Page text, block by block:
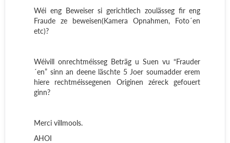
Wéi eng Beweiser si gerichtlech zoulässeg fir eng
Fraude ze beweisen(Kamera Opnahmen, Foto´en
etc)?
Wéivill onrechtméisseg Beträg u Suen vu “Frauder
´en” sinn an deene läschte 5 Joer soumadder erem
hiere rechtméissegenen Originen zéreck gefouert
ginn?
Merci villmools.
AHOI